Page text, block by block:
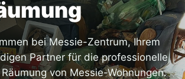
bei Messie-Zentrum, Ihrem
Partner für die professionelle
von Messie-Wohnungen.